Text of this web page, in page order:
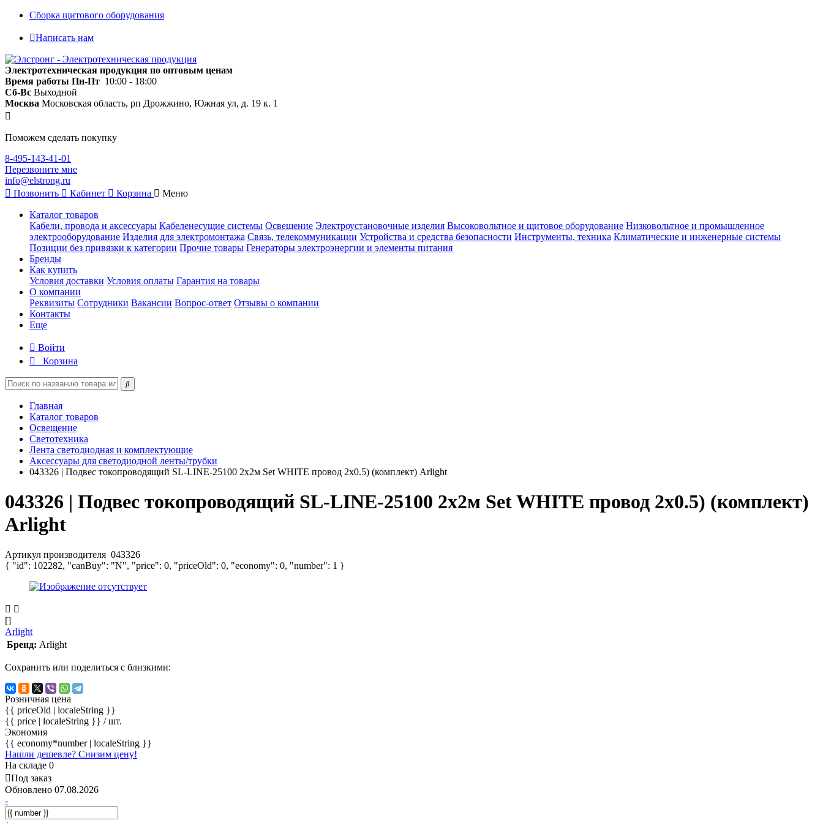
Сборка щитового оборудования
Написать нам
Электротехническая продукция по оптовым ценам
Время работы Пн-Пт 10:00 - 18:00
Сб-Вс Выходной
Москва Московская область, рп Дрожжино, Южная ул, д. 19 к. 1
Поможем сделать покупку
8-495-143-41-01
Перезвоните мне
info@elstrong.ru
Позвонить
Кабинет Корзина Меню
Каталог товаров
Кабели, провода и аксессуары Кабеленесущие системы Освещение Электроустановочные изделия Высоковольтное и щитовое оборудование Низковольтное и промышленное
электрооборудование Изделия для электромонтажа Связь, телекоммуникации Устройства и средства безопасности Инструменты, техника Климатические и инженерные системы
Позиции без привязки к категории Прочие товары Генераторы электроэнергии и элементы питания
Бренды
Как купить
Условия доставки Условия оплаты Гарантия на товары
О компании
Реквизиты Сотрудники Вакансии Вопрос-ответ Отзывы о компании
Контакты
Еще
Войти
Корзина
Главная
Каталог товаров
Освещение
Светотехника
Лента светодиодная и комплектующие
Аксессуары для светодиодной ленты/трубки
043326 | Подвес токопроводящий SL-LINE-25100 2х2м Set WHITE провод 2х0.5) (комплект) Arlight
043326 | Подвес токопроводящий SL-LINE-25100 2х2м Set WHITE провод 2х0.5) (комплект)
Arlight
Артикул производителя 043326
{ "id": 102282, "canBuy": "N", "price": 0, "priceOld": 0, "economy": 0, "number": 1 }
[]
Arlight
Бренд: Arlight
Сохранить или поделиться с близкими:
Розничная цена
{{ priceOld | localeString }}
{{ price | localeString }} / шт.
Экономия
{{ economy*number | localeString }}
Нашли дешевле? Снизим цену!
На складе 0
Под заказ
Обновлено 07.08.2026
-